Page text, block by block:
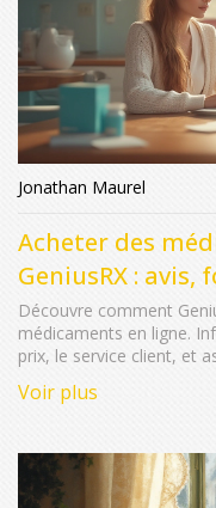
Jonathan Maurel
Acheter des
GeniusRX :
conseils
Découvre comment
médicaments en ligne.
prix, le service client, et
Voir plus